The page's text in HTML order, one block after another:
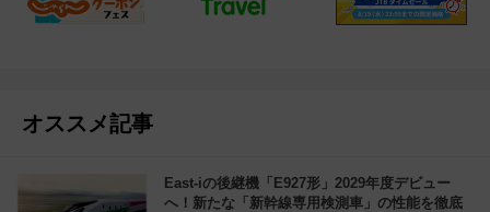
オススメ記事
East-iの後継機「E927形」2029年度デビュー
へ！新たな「新幹線専用検測車」の性能を徹底